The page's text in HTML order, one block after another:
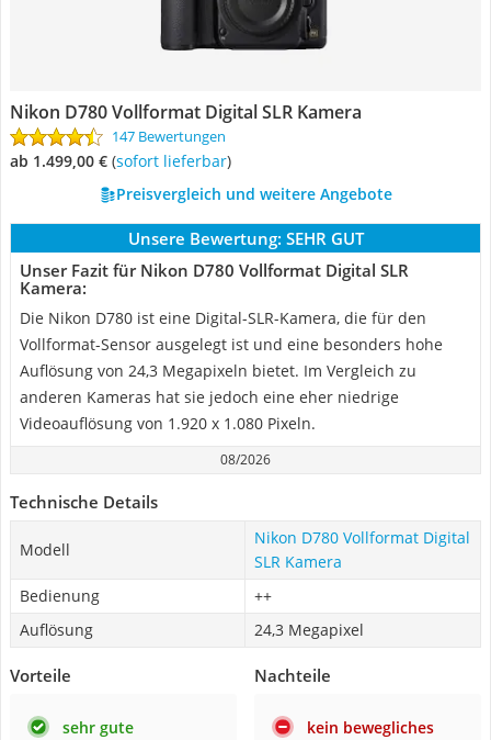
Nikon D780 Vollformat Digital SLR Kamera
147 Bewertungen
ab 1.499,00 € ( Sofort lieferbar)
Preisvergleich und weitere Angebote
Unsere Bewertung: SEHR GUT
Unser Fazit für Nikon D780 Vollformat Digital SLR
Kamera:
Die Nikon D780 ist eine Digital-SLR-Kamera, die für den
Vollformat-Sensor ausgelegt ist und eine besonders hohe
Auflösung von 24,3 Megapixeln bietet. Im Vergleich zu
anderen Kameras hat sie jedoch eine eher niedrige
Videoauflösung von 1.920 x 1.080 Pixeln.
08/2026
Technische Details
Modell
Nikon D780 Vollformat Digital
SLR Kamera
Bedienung
++
Auflösung
24,3 Megapixel
Vorteile
sehr gute
Nachteile
kein bewegliches